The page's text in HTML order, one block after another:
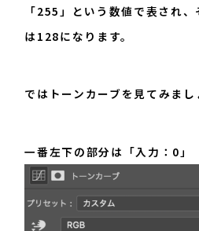
「255」という数値で表され
は128になります。
ではトーンカーブを見てみまし
一番左下の部分は「入力：0」